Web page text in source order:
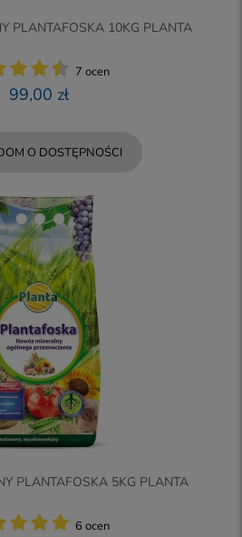
NAWÓZ MINERALNY PLANTAFOSKA 10KG PLANTA
7 ocen
99,00 zł
O DOSTĘPNOŚCI
PLANTAFOSKA 5KG PLANTA
6 ocen